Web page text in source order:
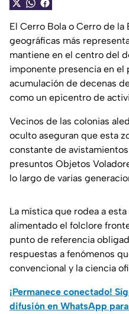
El Cerro Bola o Cerro de la
geográficas más
mantiene en el centro del
imponente presencia en el
acumulación de decenas
como un epicentro de
Vecinos de las colonias
oculto aseguran que esta
constante de
presuntos Objetos
lo largo de varias
La mística que rodea a
alimentado el folclore
punto de referencia
respuestas a fenómenos
convencional y la ciencia
¡Permanece conectado!
difusión en WhatsApp